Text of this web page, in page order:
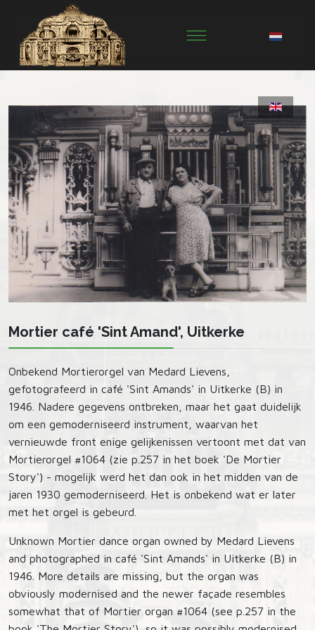
Mortier café 'Sint Amand', Uitkerke
Onbekend Mortierorgel van Medard Lievens,
gefotografeerd in café 'Sint Amands' in Uitkerke (B) in
1946. Nadere gegevens ontbreken, maar het gaat duidelijk
om een gemoderniseerd instrument, waarvan het
vernieuwde front enige gelijkenissen vertoont met dat van
Mortierorgel #1064 (zie p.257 in het boek 'De Mortier
Story') - mogelijk werd het dan ook in het midden van de
jaren 1930 gemoderniseerd. Het is onbekend wat er later
met het orgel is gebeurd.
Unknown Mortier dance organ owned by Medard Lievens
and photographed in café 'Sint Amands' in Uitkerke (B) in
1946. More details are missing, but the organ was
obviously modernised and the newer façade resembles
somewhat that of Mortier organ #1064 (see p.257 in the